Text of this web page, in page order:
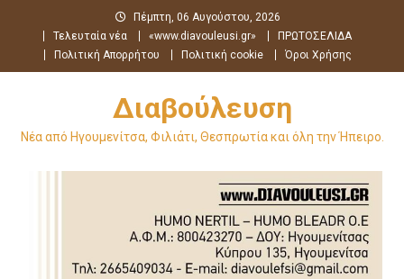
περιεχόμενο
Πέμπτη, 06 Αυγούστου, 2026
Τελευταία νέα
«www.diavouleusi.gr»
ΠΡΩΤΟΣΕΛΙΔΑ
Πολιτική Απορρήτου
Πολιτική cookie Όροι Χρήσης
Διαβούλευση
Νέα από Ηγουμενίτσα, Φιλιάτι, Θεσπρωτία και όλη την Ήπειρο.